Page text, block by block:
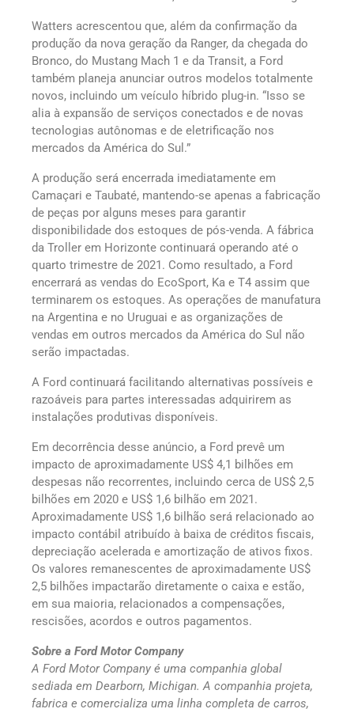
Watters acrescentou que, além da confirmação da
produção da nova geração da Ranger, da chegada do
Bronco, do Mustang Mach 1 e da Transit, a Ford
também planeja anunciar outros modelos totalmente
novos, incluindo um veículo híbrido plug-in. “Isso se
alia à expansão de serviços conectados e de novas
tecnologias autônomas e de eletrificação nos
mercados da América do Sul.”
A produção será encerrada imediatamente em
Camaçari e Taubaté, mantendo-se apenas a fabricação
de peças por alguns meses para garantir
disponibilidade dos estoques de pós-venda. A fábrica
da Troller em Horizonte continuará operando até o
quarto trimestre de 2021. Como resultado, a Ford
encerrará as vendas do EcoSport, Ka e T4 assim que
terminarem os estoques. As operações de manufatura
na Argentina e no Uruguai e as organizações de
vendas em outros mercados da América do Sul não
serão impactadas.
A Ford continuará facilitando alternativas possíveis e
razoáveis para partes interessadas adquirirem as
instalações produtivas disponíveis.
Em decorrência desse anúncio, a Ford prevê um
impacto de aproximadamente US$ 4,1 bilhões em
despesas não recorrentes, incluindo cerca de US$ 2,5
bilhões em 2020 e US$ 1,6 bilhão em 2021.
Aproximadamente US$ 1,6 bilhão será relacionado ao
impacto contábil atribuído à baixa de créditos fiscais,
depreciação acelerada e amortização de ativos fixos.
Os valores remanescentes de aproximadamente US$
2,5 bilhões impactarão diretamente o caixa e estão,
em sua maioria, relacionados a compensações,
rescisões, acordos e outros pagamentos.
Sobre a Ford Motor Company
A Ford Motor Company é uma companhia global
sediada em Dearborn, Michigan. A companhia projeta,
fabrica e comercializa uma linha completa de carros,